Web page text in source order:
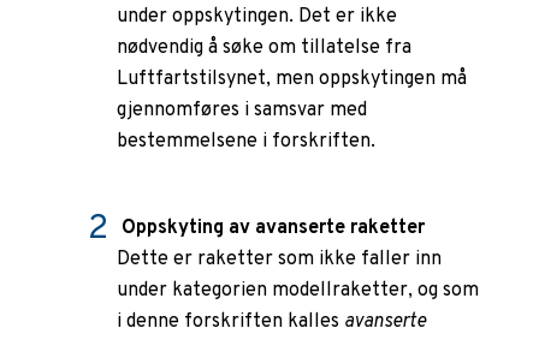
under oppskytingen. Det er ikke
nødvendig å søke om tillatelse fra
Luftfartstilsynet, men oppskytingen må
gjennomføres i samsvar med
bestemmelsene i forskriften.
Oppskyting av avanserte raketter
Dette er raketter som ikke faller inn
under kategorien modellraketter, og som
i denne forskriften kalles avanserte